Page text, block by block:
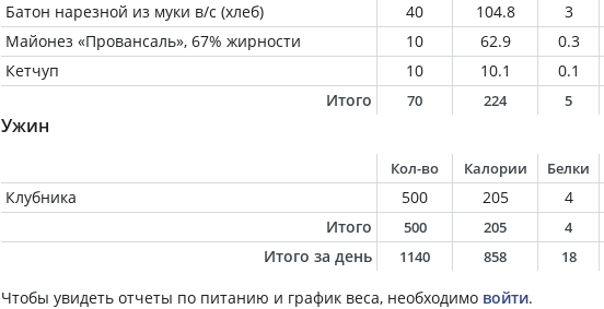
Батон нарезной из муки в/с (хлеб) 40 104.8 3
Майонез «Провансаль», 67% жирности
10 62.9 0.3
Кетчуп
10 10.1 0.1
Итого
70 224 5
Ужин
Кол-во Калории Белки
Клубника 500 205 4
Итого
500 205 4
Итого за день 1140 858 18
Чтобы увидеть отчеты по питанию и график веса, необходимо войти.